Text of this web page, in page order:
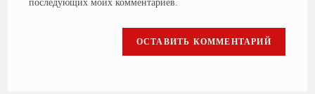
последующих моих комментариев.